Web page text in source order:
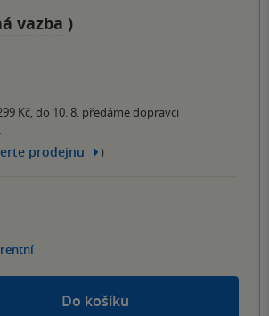
vazba )
Kč, do 10. 8. předáme dopravci
prodejnu )
Do košíku